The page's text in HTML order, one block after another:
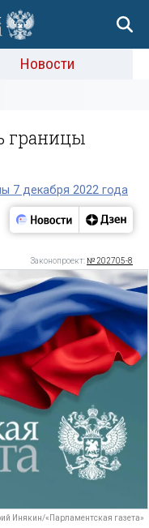
Новости
границы
7 декабря 2022 года
Законопроект: № 202705-8
Инякин/«Парламентская газета»